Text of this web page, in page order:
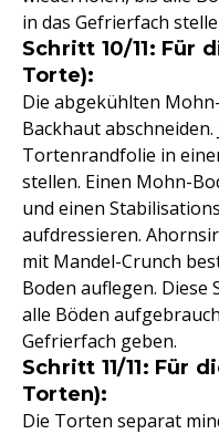
in das Gefrierfach
Schritt 10/11: Für
Torte):
Die abgekühlten
Backhaut
Tortenrandfolie in
stellen. Einen Mohn-
und einen
aufdressieren.
mit Mandel-Crunch
Boden auflegen. Diese
alle Böden
Gefrierfach geben.
Schritt 11/11: Für
Torten):
Die Torten separat